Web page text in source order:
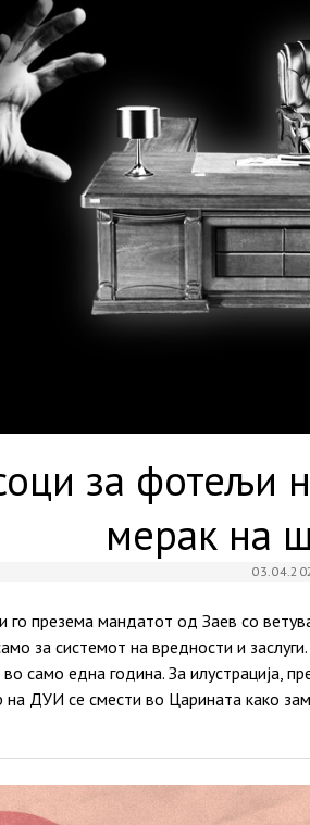
за фотељи
мерак на
го презема мандатот од Заев со
за системот на вредности и
само една година. За илустрација,
на ДУИ се смести во Царината како